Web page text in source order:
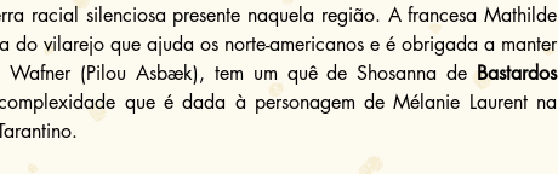
racial silenciosa presente naquela região. A francesa Mathilde
do vilarejo que ajuda os norte-americanos e é obrigada a manter
(Pilou Asbæk), tem um quê de Shosanna de Bastardos
que é dada à personagem de Mélanie Laurent na